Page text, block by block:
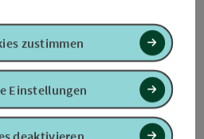
deaktivieren
Einstellungen
zustimmen